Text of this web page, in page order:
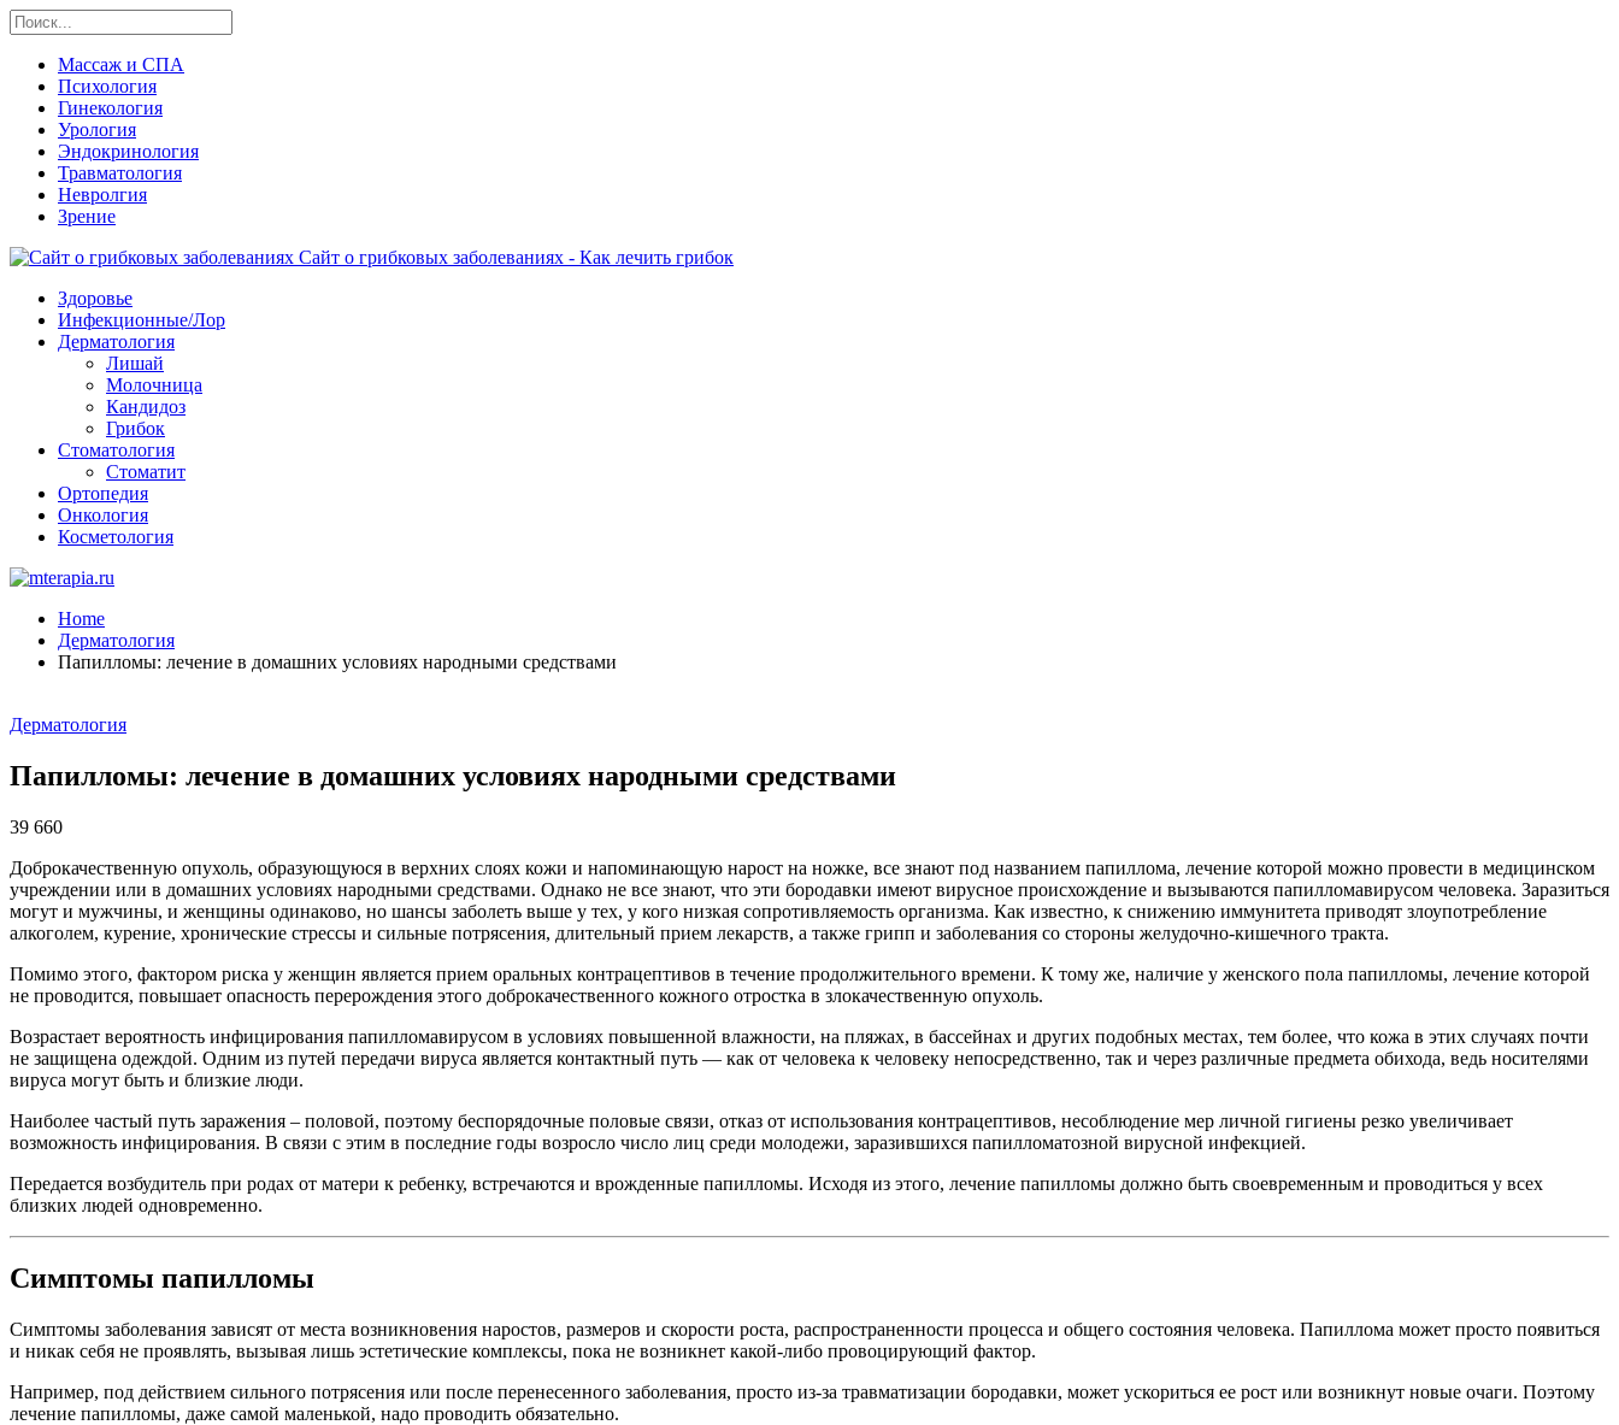
Массаж и СПА
Психология
Гинекология
Урология
Эндокринология
Травматология
Невролгия
Зрение
Сайт о грибковых заболеваниях - Как лечить грибок
Здоровье
Инфекционные/Лор
Дерматология
Лишай
Молочница
Кандидоз
Грибок
Стоматология
Стоматит
Ортопедия
Онкология
Косметология
Home
Дерматология
Папилломы: лечение в домашних условиях народными средствами
Дерматология
Папилломы: лечение в домашних условиях народными средствами
39 660
Доброкачественную опухоль, образующуюся в верхних слоях кожи и напоминающую нарост на ножке, все знают под названием папиллома, лечение которой можно провести в медицинском
учреждении или в домашних условиях народными средствами. Однако не все знают, что эти бородавки имеют вирусное происхождение и вызываются папилломавирусом человека. Заразиться
могут и мужчины, и женщины одинаково, но шансы заболеть выше у тех, у кого низкая сопротивляемость организма. Как известно, к снижению иммунитета приводят злоупотребление
алкоголем, курение, хронические стрессы и сильные потрясения, длительный прием лекарств, а также грипп и заболевания со стороны желудочно-кишечного тракта.
Помимо этого, фактором риска у женщин является прием оральных контрацептивов в течение продолжительного времени. К тому же, наличие у женского пола папилломы, лечение которой
не проводится, повышает опасность перерождения этого доброкачественного кожного отростка в злокачественную опухоль.
Возрастает вероятность инфицирования папилломавирусом в условиях повышенной влажности, на пляжах, в бассейнах и других подобных местах, тем более, что кожа в этих случаях почти
не защищена одеждой. Одним из путей передачи вируса является контактный путь — как от человека к человеку непосредственно, так и через различные предмета обихода, ведь носителями
вируса могут быть и близкие люди.
Наиболее частый путь заражения – половой, поэтому беспорядочные половые связи, отказ от использования контрацептивов, несоблюдение мер личной гигиены резко увеличивает
возможность инфицирования. В связи с этим в последние годы возросло число лиц среди молодежи, заразившихся папилломатозной вирусной инфекцией.
Передается возбудитель при родах от матери к ребенку, встречаются и врожденные папилломы. Исходя из этого, лечение папилломы должно быть своевременным и проводиться у всех
близких людей одновременно.
Симптомы папилломы
Симптомы заболевания зависят от места возникновения наростов, размеров и скорости роста, распространенности процесса и общего состояния человека. Папиллома может просто появиться
и никак себя не проявлять, вызывая лишь эстетические комплексы, пока не возникнет какой-либо провоцирующий фактор.
Например, под действием сильного потрясения или после перенесенного заболевания, просто из-за травматизации бородавки, может ускориться ее рост или возникнут новые очаги. Поэтому
лечение папилломы, даже самой маленькой, надо проводить обязательно.